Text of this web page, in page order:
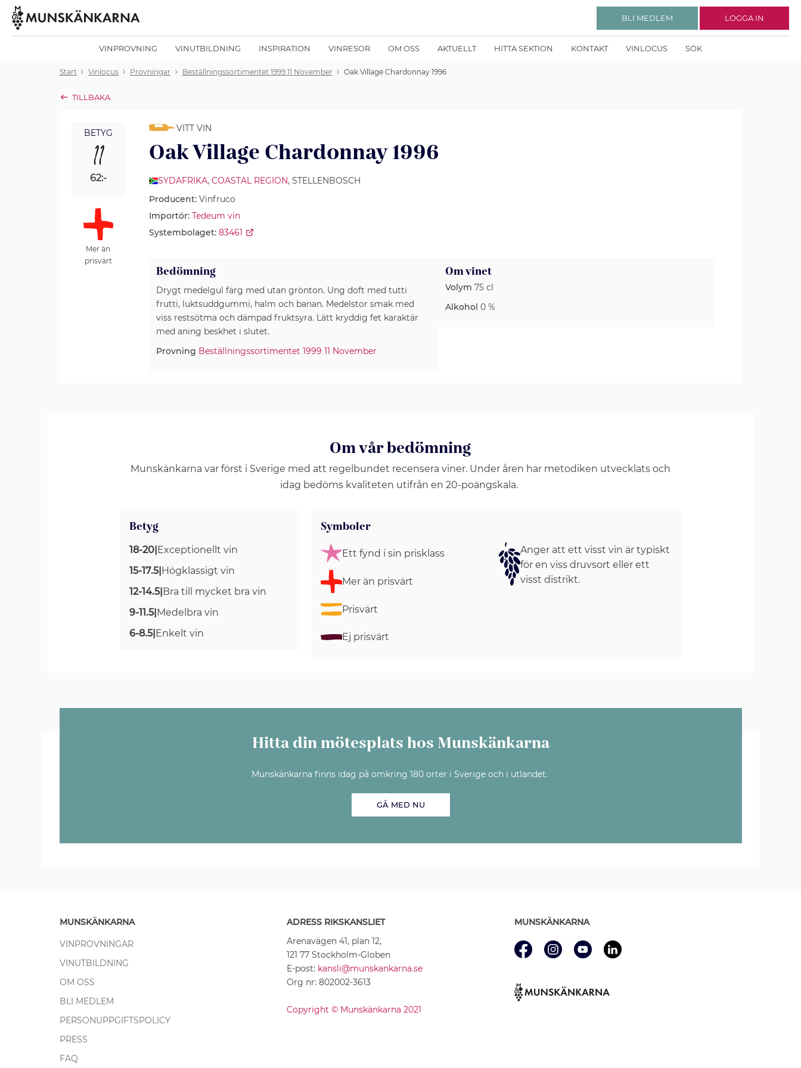
VINPROVNING VINUTBILDNING INSPIRATION VINRESOR OM OSS AKTUELLT HITTA SEKTION KONTAKT VINLOCUS SÖK
BLI MEDLEM LOGGA IN
Start Vinlocus Provningar Beställningssortimentet 1999 11 November Oak Village Chardonnay 1996
TILLBAKA
BETYG
11
62:-
Mer än
prisvärt
VITT VIN
Oak Village Chardonnay 1996
SYDAFRIKA,COASTAL REGION, STELLENBOSCH
Producent:Vinfruco
Importör: Tedeum vin
Systembolaget: 83461
Bedömning
Drygt medelgul färg med utan grönton. Ung doft med tutti
frutti, luktsuddgummi, halm och banan. Medelstor smak med
viss restsötma och dämpad fruktsyra. Lätt kryddig fet karaktär
Provning Beställningssortimentet 1999 11 November
Om vinet
Volym 75 cl
Alkohol 0 %
Om vår bedömning
Munskänkarna var först i Sverige med att regelbundet recensera viner. Under åren har metodiken utvecklats och
idag bedöms kvaliteten utifrån en 20-poängskala.
Betyg
18-20|Exceptionellt vin
15-17.5|Högklassigt vin
12-14.5|Bra till mycket bra vin
9-11.5|Medelbra vin
6-8.5|Enkelt vin
Symboler
Ett fynd i sin prisklass
Mer än prisvärt
Prisvärt
Ej prisvärt
Anger att ett visst vin är typiskt
för en viss druvsort eller ett
visst distrikt.
Hitta din mötesplats hos Munskänkarna
Munskänkarna finns idag på omkring 180 orter i Sverige och i utlandet.
GÅ MED NU
MUNSKÄNKARNA
VINPROVNINGAR
VINUTBILDNING
OM OSS
BLI MEDLEM
PERSONUPPGIFTSPOLICY
PRESS
FAQ
ADRESS RIKSKANSLIET
Arenavägen 41, plan 12,
121 77 Stockholm-Globen
E-post: kansli@munskankarna.se
Org nr: 802002-3613
Copyright © Munskänkarna 2021
MUNSKÄNKARNA